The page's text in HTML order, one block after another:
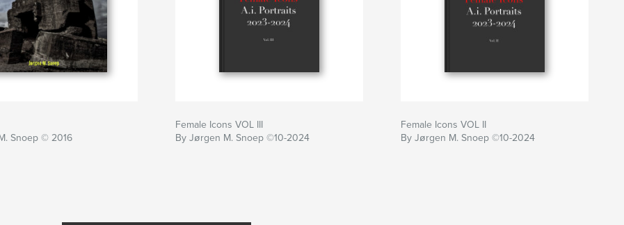
Snoep © 2016
Female Icons VOL III
By Jørgen M. Snoep ©10-2024
Female Icons VOL II
By Jørgen M. Snoep ©10-2024